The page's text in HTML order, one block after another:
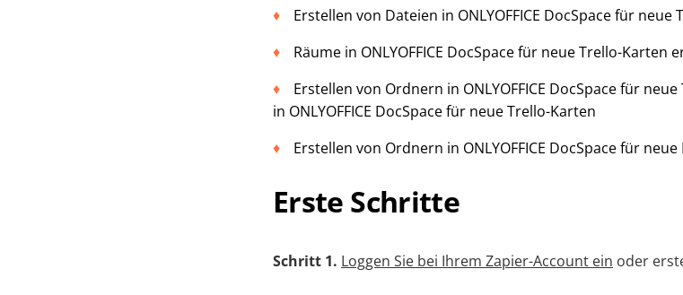
Erstellen von Dateien in ONLYOFFICE DocSpace für neue
Räume in ONLYOFFICE DocSpace für neue Trello-Karten
Erstellen von Ordnern in ONLYOFFICE DocSpace für
in ONLYOFFICE DocSpace für neue Trello-Karten
Erstellen von Ordnern in ONLYOFFICE DocSpace für
Erste Schritte
Schritt 1. Loggen Sie bei Ihrem Zapier-Account ein oder